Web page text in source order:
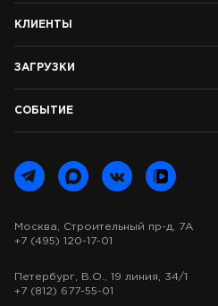
Москва, Строительный пр-д, 7А
+7 (495) 120-17-01
Петербург, В.О., 19 линия, 34/1
+7 (812) 677-55-01
КЛИЕНТЫ
ЗАГРУЗКИ
СОБЫТИЕ